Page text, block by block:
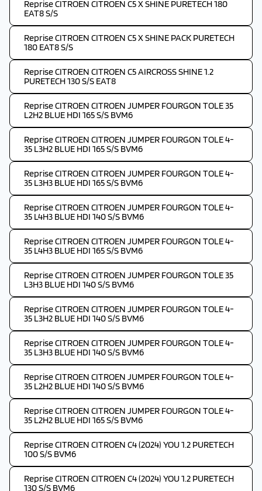
Reprise CITROEN CITROEN C5 X SHINE PURETECH 180
EAT8 S/S
Reprise CITROEN CITROEN C5 X SHINE PACK PURETECH
180 EAT8 S/S
Reprise CITROEN CITROEN C5 AIRCROSS SHINE 1.2
PURETECH 130 S/S EAT8
Reprise CITROEN CITROEN JUMPER FOURGON TOLE 35
L2H2 BLUE HDI 165 S/S BVM6
Reprise CITROEN CITROEN JUMPER FOURGON TOLE 4-
35 L3H2 BLUE HDI 165 S/S BVM6
Reprise CITROEN CITROEN JUMPER FOURGON TOLE 4-
35 L3H3 BLUE HDI 165 S/S BVM6
Reprise CITROEN CITROEN JUMPER FOURGON TOLE 4-
35 L4H3 BLUE HDI 140 S/S BVM6
Reprise CITROEN CITROEN JUMPER FOURGON TOLE 4-
35 L4H3 BLUE HDI 165 S/S BVM6
Reprise CITROEN CITROEN JUMPER FOURGON TOLE 35
L3H3 BLUE HDI 140 S/S BVM6
Reprise CITROEN CITROEN JUMPER FOURGON TOLE 4-
35 L3H2 BLUE HDI 140 S/S BVM6
Reprise CITROEN CITROEN JUMPER FOURGON TOLE 4-
35 L3H3 BLUE HDI 140 S/S BVM6
Reprise CITROEN CITROEN JUMPER FOURGON TOLE 4-
35 L2H2 BLUE HDI 140 S/S BVM6
Reprise CITROEN CITROEN JUMPER FOURGON TOLE 4-
35 L2H2 BLUE HDI 165 S/S BVM6
Reprise CITROEN CITROEN C4 (2024) YOU 1.2 PURETECH
100 S/S BVM6
Reprise CITROEN CITROEN C4 (2024) YOU 1.2 PURETECH
130 S/S BVM6